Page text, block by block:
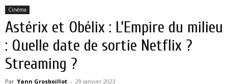
Cinéma
Astérix et Obélix : L’Empire du milieu
: Quelle date de sortie Netflix ?
Streaming ?
Par Yann Grosboillot - 29 janvier 2023